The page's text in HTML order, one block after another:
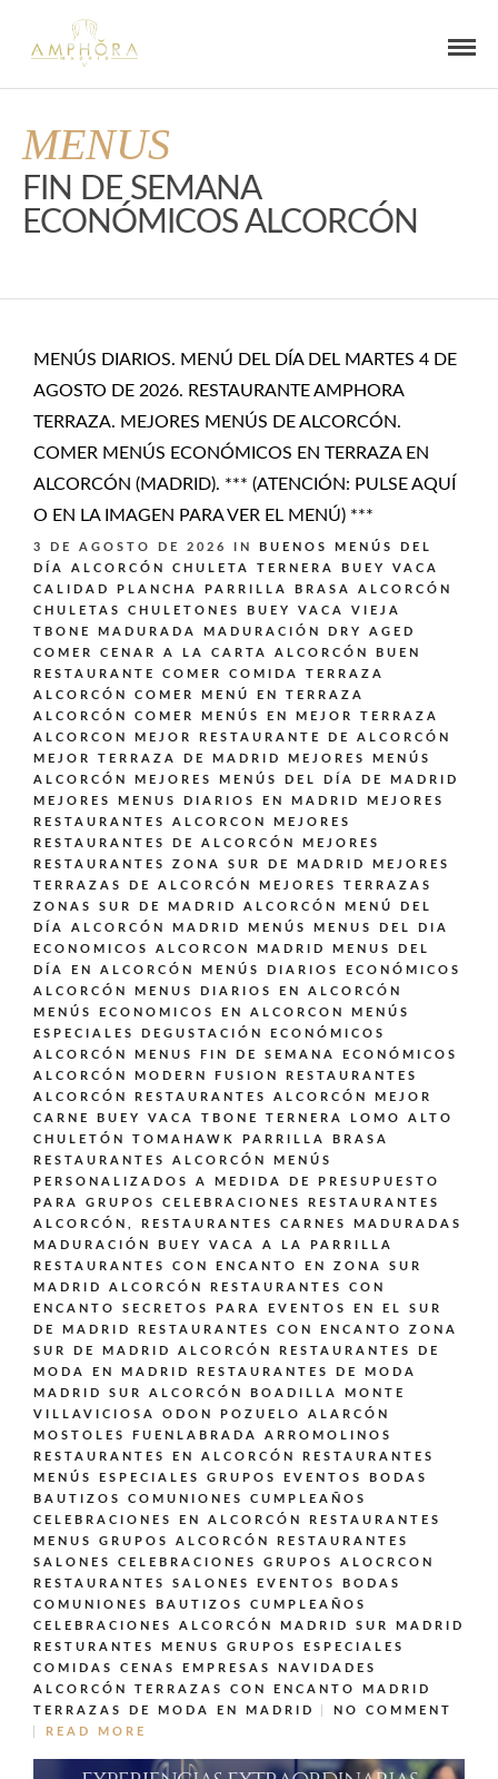
MENUS
FIN DE SEMANA
ECONÓMICOS ALCORCÓN
MENÚS DIARIOS. MENÚ DEL DÍA DEL MARTES 4 DE
AGOSTO DE 2026. RESTAURANTE AMPHORA
TERRAZA. MEJORES MENÚS DE ALCORCÓN.
COMER MENÚS ECONÓMICOS EN TERRAZA EN
ALCORCÓN (MADRID). *** (ATENCIÓN: PULSE AQUÍ
O EN LA IMAGEN PARA VER EL MENÚ) ***
3 DE AGOSTO DE 2026 IN
BUENOS MENÚS DEL
DÍA ALCORCÓN
CHULETA TERNERA BUEY VACA
CALIDAD PLANCHA PARRILLA BRASA ALCORCÓN
CHULETAS CHULETONES BUEY VACA VIEJA
TBONE MADURADA MADURACIÓN DRY AGED
COMER CENAR A LA CARTA ALCORCÓN BUEN
RESTAURANTE
COMER COMIDA TERRAZA
ALCORCÓN
COMER MENÚ EN TERRAZA
ALCORCÓN
COMER MENÚS EN MEJOR TERRAZA
ALCORCON
MEJOR RESTAURANTE DE ALCORCÓN
MEJOR TERRAZA DE MADRID
MEJORES MENÚS
ALCORCÓN
MEJORES MENÚS DEL DÍA DE MADRID
MEJORES MENUS DIARIOS EN MADRID
MEJORES
RESTAURANTES ALCORCON
MEJORES
RESTAURANTES DE ALCORCÓN
MEJORES
RESTAURANTES ZONA SUR DE MADRID
MEJORES
TERRAZAS DE ALCORCÓN
MEJORES TERRAZAS
ZONAS SUR DE MADRID ALCORCÓN
MENÚ DEL
DÍA ALCORCÓN MADRID
MENÚS
MENUS DEL DIA
ECONOMICOS ALCORCON MADRID
MENUS DEL
DÍA EN ALCORCÓN
MENÚS DIARIOS ECONÓMICOS
ALCORCÓN
MENUS DIARIOS EN ALCORCÓN
MENÚS ECONOMICOS EN ALCORCON
MENÚS
ESPECIALES DEGUSTACIÓN ECONÓMICOS
ALCORCÓN
MENUS FIN DE SEMANA ECONÓMICOS
ALCORCÓN
MODERN FUSION
RESTAURANTES
ALCORCÓN
RESTAURANTES ALCORCÓN MEJOR
CARNE BUEY VACA TBONE TERNERA LOMO ALTO
CHULETÓN TOMAHAWK PARRILLA BRASA
RESTAURANTES ALCORCÓN MENÚS
PERSONALIZADOS A MEDIDA DE PRESUPUESTO
PARA GRUPOS CELEBRACIONES
RESTAURANTES
ALCORCÓN,
RESTAURANTES CARNES MADURADAS
MADURACIÓN BUEY VACA A LA PARRILLA
RESTAURANTES CON ENCANTO EN ZONA SUR
MADRID ALCORCÓN
RESTAURANTES CON
ENCANTO SECRETOS PARA EVENTOS EN EL SUR
DE MADRID
RESTAURANTES CON ENCANTO ZONA
SUR DE MADRID ALCORCÓN
RESTAURANTES DE
MODA EN MADRID
RESTAURANTES DE MODA
MADRID SUR ALCORCÓN BOADILLA MONTE
VILLAVICIOSA ODON POZUELO ALARCÓN
MOSTOLES FUENLABRADA ARROMOLINOS
RESTAURANTES EN ALCORCÓN
RESTAURANTES
MENÚS ESPECIALES GRUPOS EVENTOS BODAS
BAUTIZOS COMUNIONES CUMPLEAÑOS
CELEBRACIONES EN ALCORCÓN
RESTAURANTES
MENUS GRUPOS ALCORCÓN
RESTAURANTES
SALONES CELEBRACIONES GRUPOS ALOCRCON
RESTAURANTES SALONES EVENTOS BODAS
COMUNIONES BAUTIZOS CUMPLEAÑOS
CELEBRACIONES ALCORCÓN MADRID SUR MADRID
RESTURANTES MENUS GRUPOS ESPECIALES
COMIDAS CENAS EMPRESAS NAVIDADES
ALCORCÓN
TERRAZAS CON ENCANTO MADRID
TERRAZAS DE MODA EN MADRID
NO COMMENT
READ MORE